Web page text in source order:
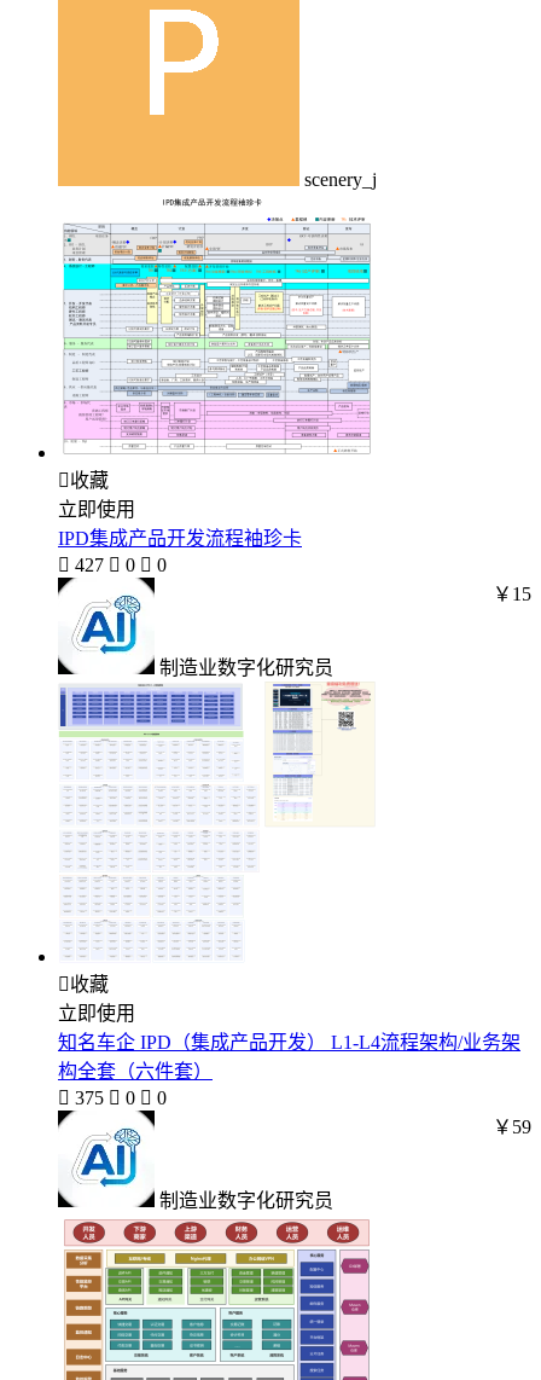
scenery_j
收藏
立即使用
IPD集成产品开发流程袖珍卡
 427  0  0
制造业数字化研究员
￥15
收藏
立即使用
知名车企 IPD（集成产品开发） L1-L4流程架构/业务架
构全套（六件套）
 375  0  0
制造业数字化研究员
￥59